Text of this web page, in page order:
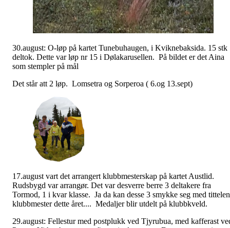
30.august: O-løp på kartet Tunebuhaugen, i Kviknebaksida. 15 stk
deltok. Dette var løp nr 15 i Dølakarusellen. På bildet er det Aina
som stempler på mål
Det står att 2 løp. Lomsetra og Sorperoa ( 6.og 13.sept)
17.august vart det arrangert klubbmesterskap på kartet Austlid.
Rudsbygd var arrangør. Det var desverre berre 3 deltakere fra
Tormod, 1 i kvar klasse. Ja da kan desse 3 smykke seg med tittelen
klubbmester dette året.... Medaljer blir utdelt på klubbkveld.
29.august: Fellestur med postplukk ved Tjyrubua, med kafferast